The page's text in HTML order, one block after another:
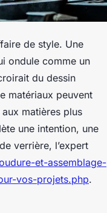
de style. Une
ondule comme un
du dessin
matériaux peuvent
matières plus
une intention, une
verrière, l’expert
et-assemblage-
vos-projets.php.